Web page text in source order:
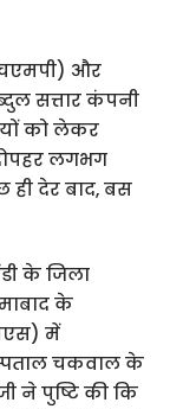
और
सत्तार कंपनी
को लेकर
लगभग
देर बाद, बस
के जिला
के
में
चकवाल के
ने पुष्टि की कि